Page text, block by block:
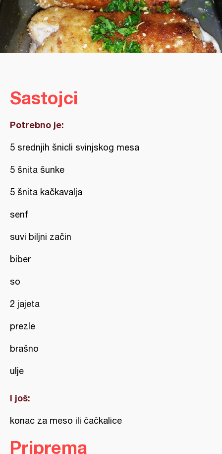
Sastojci
Potrebno je:
5 srednjih šnicli svinjskog mesa
5 šnita šunke
5 šnita kačkavalja
senf
suvi biljni začin
biber
so
2 jajeta
prezle
brašno
ulje
I još:
konac za meso ili čačkalice
Priprema